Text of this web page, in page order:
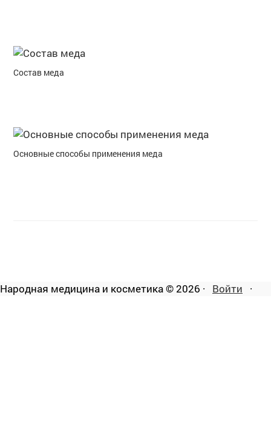
Состав меда
Основные способы применения меда
Народная медицина и косметика © 2026 · Войти ·